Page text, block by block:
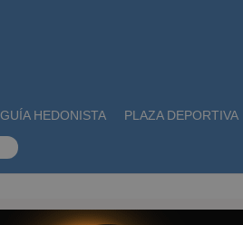
GUÍA HEDONISTA PLAZA DEPORTIVA